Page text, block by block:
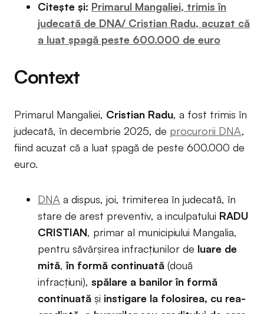
Citește și: Primarul Mangaliei, trimis în
judecată de DNA/ Cristian Radu, acuzat că
a luat șpagă peste 600.000 de euro
Context
Primarul Mangaliei, Cristian Radu, a fost trimis în
judecată, în decembrie 2025, de procurorii DNA,
fiind acuzat că a luat șpagă de peste 600.000 de
euro.
DNA a dispus, joi, trimiterea în judecată, în
stare de arest preventiv, a inculpatului RADU
CRISTIAN, primar al municipiului Mangalia,
pentru săvârșirea infracțiunilor de luare de
mită, în formă continuată (două
infracțiuni), spălare a banilor în formă
continuată și instigare la folosirea, cu rea-